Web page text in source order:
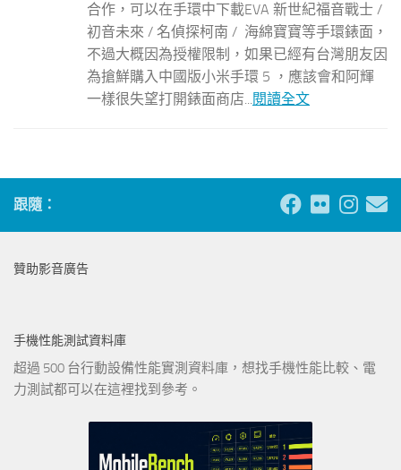
合作，可以在手環中下載EVA 新世紀福音戰士 /
初音未來 / 名偵探柯南 / 海綿寶寶等手環錶面，
不過大概因為授權限制，如果已經有台灣朋友因
為搶鮮購入中國版小米手環 5 ，應該會和阿輝
一樣很失望打開錶面商店...閱讀全文
跟隨：
贊助影音廣告
手機性能測試資料庫
超過 500 台行動設備性能實測資料庫，想找手機性能比較、電
力測試都可以在這裡找到參考。